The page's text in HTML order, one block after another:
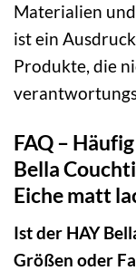
Materialien
ist ein
Produkte, die
FAQ –
Bella
Eiche matt
Ist der HAY
Größen oder